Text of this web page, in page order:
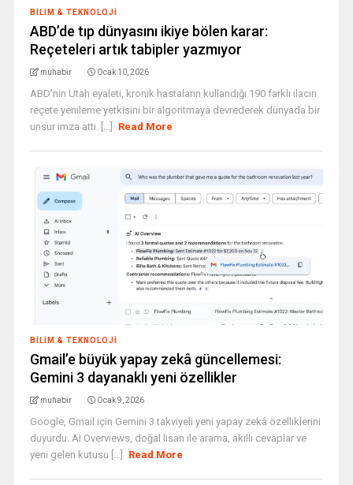
BILIM & TEKNOLOJI
ABD’de tıp dünyasını ikiye bölen karar:
Reçeteleri artık tabipler yazmıyor
muhabir Ocak 10, 2026
ABD’nin Utah eyaleti, kronik hastaların kullandığı 190 farklı ilacın
reçete yenileme yetkisini bir algoritmaya devrederek dünyada bir
unsur imza attı. [...]
Read More
BILIM & TEKNOLOJI
Gmail’e büyük yapay zekâ güncellemesi:
Gemini 3 dayanaklı yeni özellikler
muhabir Ocak 9, 2026
Google, Gmail için Gemini 3 takviyeli yeni yapay zekâ özelliklerini
duyurdu. AI Overviews, doğal lisan ile arama, akıllı cevaplar ve
yeni gelen kutusu [...]
Read More